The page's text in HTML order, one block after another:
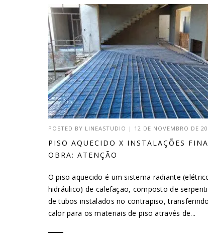
POSTED BY LINEASTUDIO | 12 DE NOVEMBRO DE
PISO AQUECIDO X INSTALAÇÕES
OBRA: ATENÇÃO
O piso aquecido é um sistema radiante
hidráulico) de calefação, composto de
de tubos instalados no contrapiso,
calor para os materiais de piso através de...